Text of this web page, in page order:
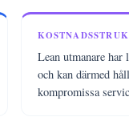
Lean utmanare har
och kan därmed
kompromissa